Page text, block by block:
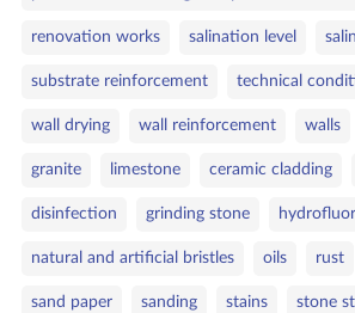
renovation works salination level
substrate reinforcement technical
wall drying wall reinforcement walls
granite limestone ceramic cladding
disinfection grinding stone
natural and artificial bristles oils rust
sand paper sanding stains stone